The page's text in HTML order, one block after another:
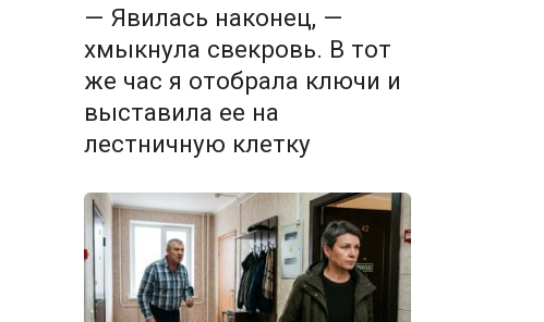
— Явилась наконец, —
хмыкнула свекровь. В тот
же час я отобрала ключи и
выставила ее на
лестничную клетку